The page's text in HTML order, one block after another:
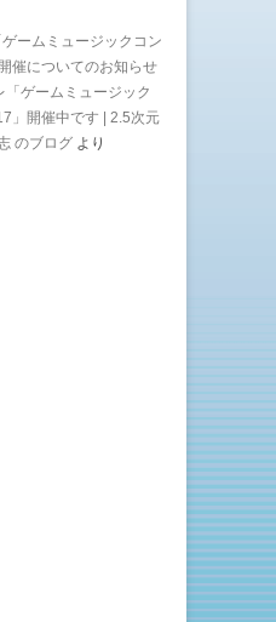
ームミュージックコン
催についてのお知らせ
「ゲームミュージック
」開催中です | 2.5次元
のブログ より